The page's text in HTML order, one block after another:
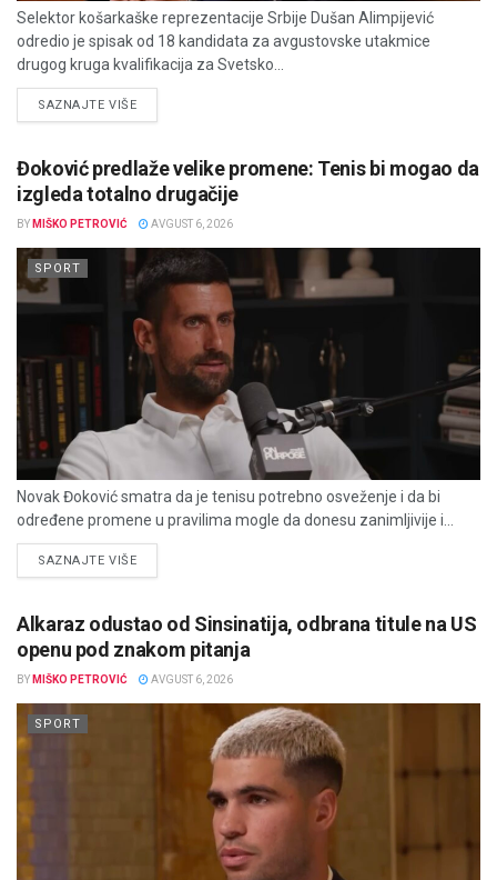
Selektor košarkaške reprezentacije Srbije Dušan Alimpijević
odredio je spisak od 18 kandidata za avgustovske utakmice
drugog kruga kvalifikacija za Svetsko...
SAZNAJTE VIŠEDETAILS
Đoković predlaže velike promene: Tenis bi mogao da
izgleda totalno drugačije
BY MIŠKO PETROVIĆ AVGUST 6, 2026
SPORT
Novak Đoković smatra da je tenisu potrebno osveženje i da bi
određene promene u pravilima mogle da donesu zanimljivije i...
SAZNAJTE VIŠEDETAILS
Alkaraz odustao od Sinsinatija, odbrana titule na US
openu pod znakom pitanja
BY MIŠKO PETROVIĆ AVGUST 6, 2026
SPORT